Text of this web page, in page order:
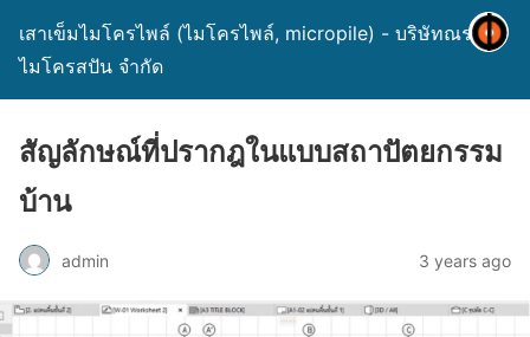
เสาเข็มไมโครไพล์ (ไมโครไพล์, micropile) - บริษัทณรงค์
ไมโครสปัน จำกัด
สัญลักษณ์ที่ปรากฎในแบบสถาปัตยกรรม
บ้าน
admin 3 years ago